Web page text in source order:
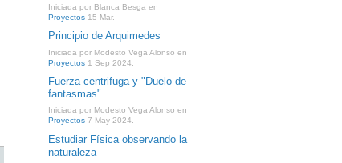
Iniciada por Blanca Besga en
Proyectos 15 Mar.
Principio de Arquimedes
Iniciada por Modesto Vega Alonso en
Proyectos 1 Sep 2024.
Fuerza centrifuga y "Duelo de
fantasmas"
Iniciada por Modesto Vega Alonso en
Proyectos 7 May 2024.
Estudiar Física observando la
naturaleza